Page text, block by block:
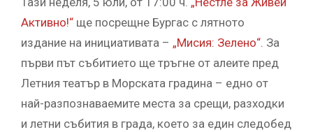
Активно!“ ще посрещне Бургас с лятното
издание на инициативата – „Мисия: Зелено“. За
първи път събитието ще тръгне от алеите пред
Летния театър в Морската градина – едно от
най-разпознаваемите места за срещи, разходки
и летни събития в града, което за един следобед